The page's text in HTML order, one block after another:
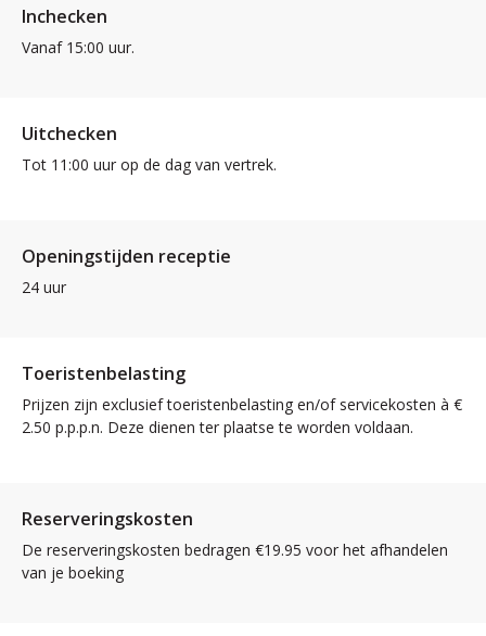
Inchecken
Vanaf 15:00 uur.
Uitchecken
Tot 11:00 uur op de dag van vertrek.
Openingstijden receptie
24 uur
Toeristenbelasting
Prijzen zijn exclusief toeristenbelasting en/of servicekosten à €
2.50 p.p.p.n. Deze dienen ter plaatse te worden voldaan.
Reserveringskosten
De reserveringskosten bedragen €19.95 voor het afhandelen
van je boeking